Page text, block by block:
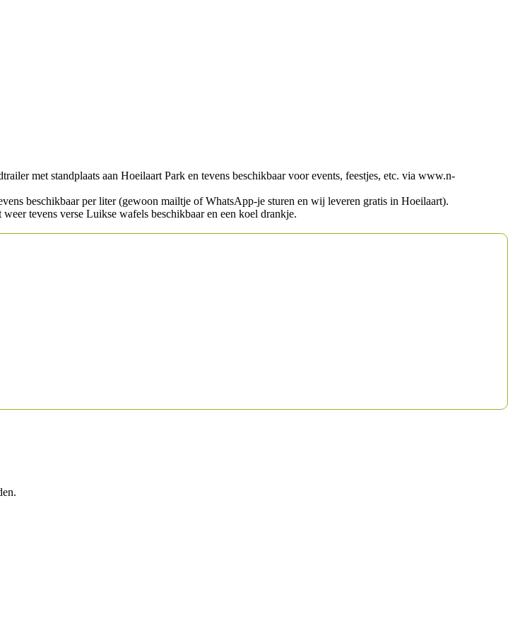
met standplaats aan Hoeilaart Park en tevens beschikbaar voor events, feestjes, etc. via www.n-
beschikbaar per liter (gewoon mailtje of WhatsApp-je sturen en wij leveren gratis in Hoeilaart).
tevens verse Luikse wafels beschikbaar en een koel drankje.